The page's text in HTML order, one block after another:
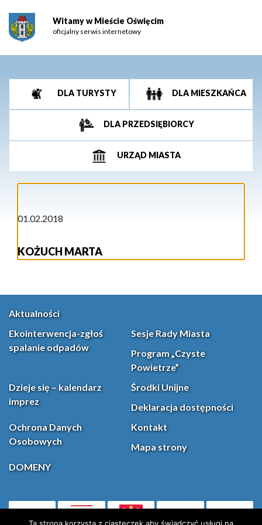
Witamy w Mieście Oświęcim
oficjalny serwis internetowy
DLA TURYSTY DLA MIESZKAŃCA
DLA PRZEDSIĘBIORCY
URZĄD MIASTA
01.02.2018
KOŻUCH MARTA
Aktualności
Ekointerwencja-zgłoś
spalanie odpadów
Sesje Rady Miasta
Program „Czyste
Powietrze”
Dzieje się – kalendarz
imprez
Środki Unijne
Deklaracja dostępności
Ochrona Danych
Osobowych
Kontakt
Mapa strony
DOMENY